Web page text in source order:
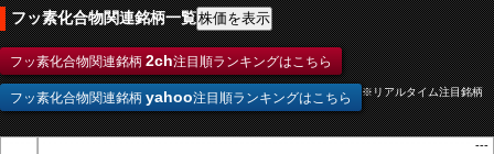
フッ素化合物関連銘柄一覧
フッ素化合物関連銘柄 2ch注目順ランキングはこちら
フッ素化合物関連銘柄 yahoo注目順ランキングはこちら ※リアルタイム注目銘柄
---